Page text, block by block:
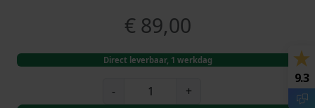
€89,00
Direct leverbaar, 1 werkdag
- +
9.3